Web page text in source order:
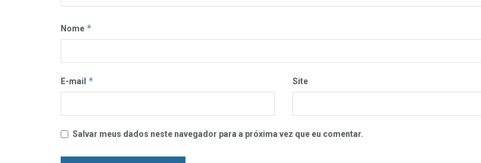
Nome *
E-mail * Site
Salvar meus dados neste navegador para a próxima vez que eu comentar.